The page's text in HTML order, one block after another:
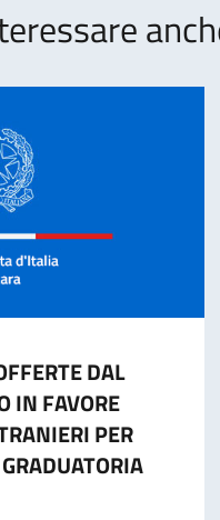
DAL
IN FAVORE
PER